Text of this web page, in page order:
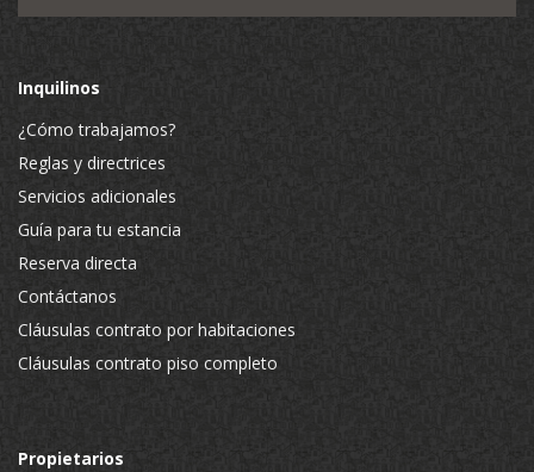
Inquilinos
¿Cómo trabajamos?
Reglas y directrices
Servicios adicionales
Guía para tu estancia
Reserva directa
Contáctanos
Cláusulas contrato por habitaciones
Cláusulas contrato piso completo
Propietarios